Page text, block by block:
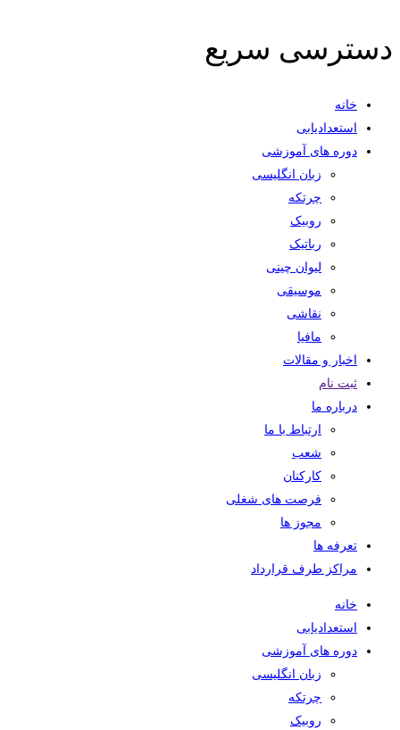
دسترسی سریع
خانه
استعدادیابی
دوره های آموزشی
زبان انگلیسی
چرتکه
روبیک
رباتیک
لیوان چینی
موسیقی
نقاشی
مافیا
اخبار و مقالات
ثبت نام
درباره ما
ارتباط با ما
شعب
کارکنان
فرصت های شغلی
مجوز ها
تعرفه ها
مراکز طرف قرارداد
خانه
استعدادیابی
دوره های آموزشی
زبان انگلیسی
چرتکه
روبیک